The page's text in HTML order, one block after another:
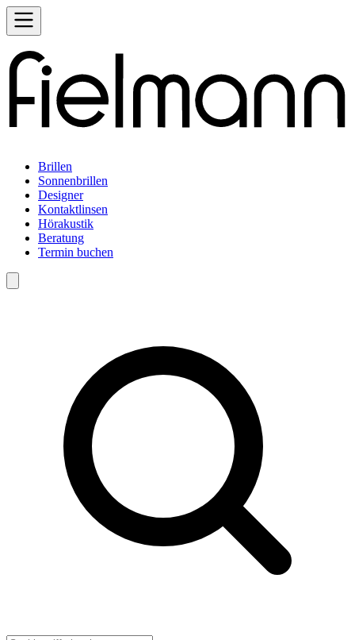
Brillen
Sonnenbrillen
Designer
Kontaktlinsen
Hörakustik
Beratung
Termin buchen